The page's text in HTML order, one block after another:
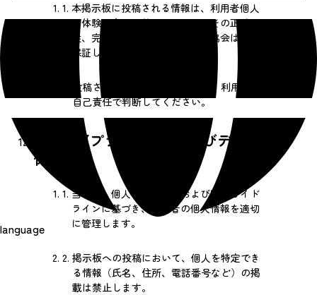
language
1. 本掲示板に投稿される情報は、利用者個人
の体験や意見に基づいており、その正確
性、完全性、信頼性について当協会は一切
保証しません。
投稿された情報を利用する際は、利用者が
自己責任で判断してください。
第12条【プライバシーおよびデータ
保護】
1. 当会は、個人情報保護法および関連ガイド
ラインに基づき、利用者の個人情報を適切
に管理します。
2. 掲示板への投稿において、個人を特定でき
る情報（氏名、住所、電話番号など）の掲
載は禁止します。